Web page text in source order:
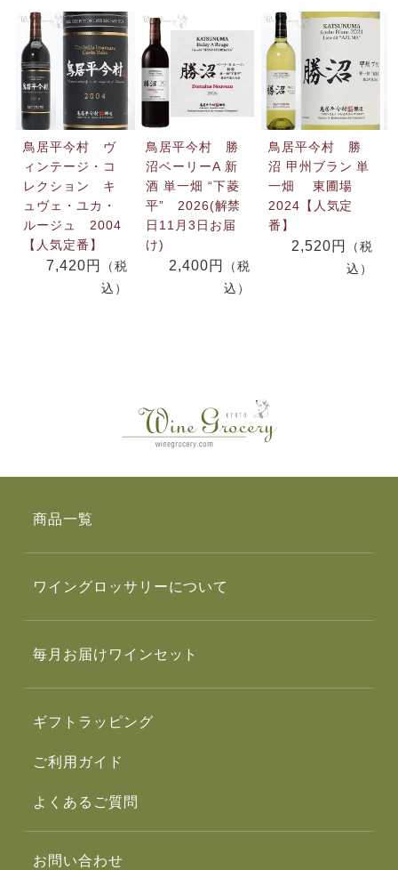
鳥居平今村 ヴ
ィンテージ・コ
レクション キ
ュヴェ・ユカ・
ルージュ 2004
【人気定番】
7,420円
（税
込）
鳥居平今村 勝
沼ベーリーA 新
酒 単一畑 “下菱
平” 2026(解禁
日11月3日お届
け)
2,400円
（税
込）
鳥居平今村 勝
沼 甲州ブラン 単
一畑 東圃場
2024【人気定
番】
2,520円
（税
込）
商品一覧
ワイングロッサリーについて
毎月お届けワインセット
ギフトラッピング
ご利用ガイド
よくあるご質問
お問い合わせ